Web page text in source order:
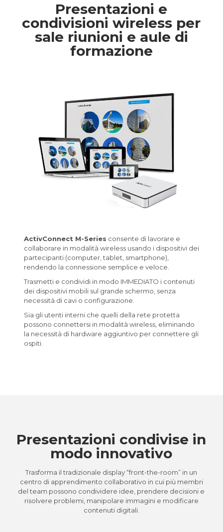
Presentazioni e
condivisioni wireless per
sale riunioni e aule di
formazione
ActivConnect M-Series consente di lavorare e
collaborare in modalità wireless usando i dispositivi dei
partecipanti (computer, tablet, smartphone),
rendendo la connessione semplice e veloce.
Trasmetti e condividi in modo IMMEDIATO i contenuti
dei dispositivi mobili sul grande schermo, senza
necessità di cavi o configurazione.
Sia gli utenti interni che quelli della rete protetta
possono connettersi in modalità wireless, eliminando
la necessità di hardware aggiuntivo per connettere gli
ospiti.
Presentazioni condivise in
modo innovativo
Trasforma il tradizionale display “front-the-room” in un
centro di apprendimento collaborativo in cui più membri
del team possono condividere idee, prendere decisioni e
risolvere problemi, manipolare immagini e modificare
contenuti digitali.